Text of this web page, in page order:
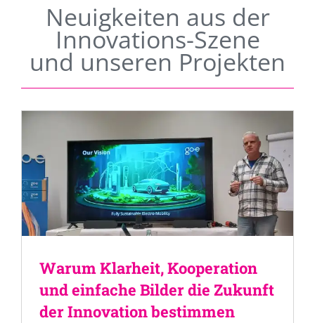
Neuigkeiten aus der
Innovations-Szene
und unseren Projekten
Warum Klarheit, Kooperation
und einfache Bilder die Zukunft
der Innovation bestimmen